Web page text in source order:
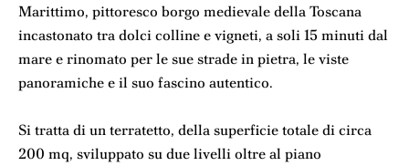
Marittimo, pittoresco borgo medievale della Toscana
incastonato tra dolci colline e vigneti, a soli 15 minuti dal
mare e rinomato per le sue strade in pietra, le viste
panoramiche e il suo fascino autentico.
Si tratta di un terratetto, della superficie totale di circa
200 mq, sviluppato su due livelli oltre al piano